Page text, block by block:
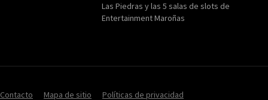
Las Piedras y las 5 salas de slots de
Entertainment Maroñas
Contacto Mapa de sitio Políticas de privacidad